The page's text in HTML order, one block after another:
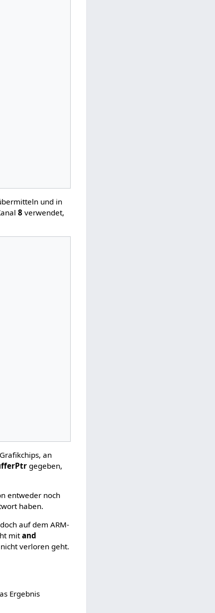
und in
8 verwendet,
an
gegeben,
entweder noch
haben.
auf dem ARM-
mitand
verloren geht.
Ergebnis